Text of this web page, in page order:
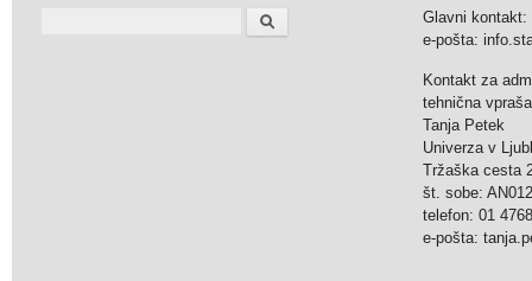
Search
Glavni kontakt:
e-pošta:
Kontakt za
tehnična
Tanja Petek
Univerza v
Tržaška cesta
št. sobe:
telefon: 01
e-pošta: